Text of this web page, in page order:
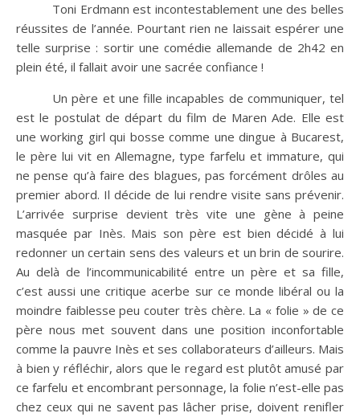
Toni Erdmann est incontestablement une des belles
réussites de l’année. Pourtant rien ne laissait espérer une
telle surprise : sortir une comédie allemande de 2h42 en
plein été, il fallait avoir une sacrée confiance !
Un père et une fille incapables de communiquer, tel
est le postulat de départ du film de Maren Ade. Elle est
une working girl qui bosse comme une dingue à Bucarest,
le père lui vit en Allemagne, type farfelu et immature, qui
ne pense qu’à faire des blagues, pas forcément drôles au
premier abord. Il décide de lui rendre visite sans prévenir.
L’arrivée surprise devient très vite une gène à peine
masquée par Inès. Mais son père est bien décidé à lui
redonner un certain sens des valeurs et un brin de sourire.
Au delà de l’incommunicabilité entre un père et sa fille,
c’est aussi une critique acerbe sur ce monde libéral ou la
moindre faiblesse peu couter très chère. La « folie » de ce
père nous met souvent dans une position inconfortable
comme la pauvre Inès et ses collaborateurs d’ailleurs. Mais
à bien y réfléchir, alors que le regard est plutôt amusé par
ce farfelu et encombrant personnage, la folie n’est-elle pas
chez ceux qui ne savent pas lâcher prise, doivent renifler